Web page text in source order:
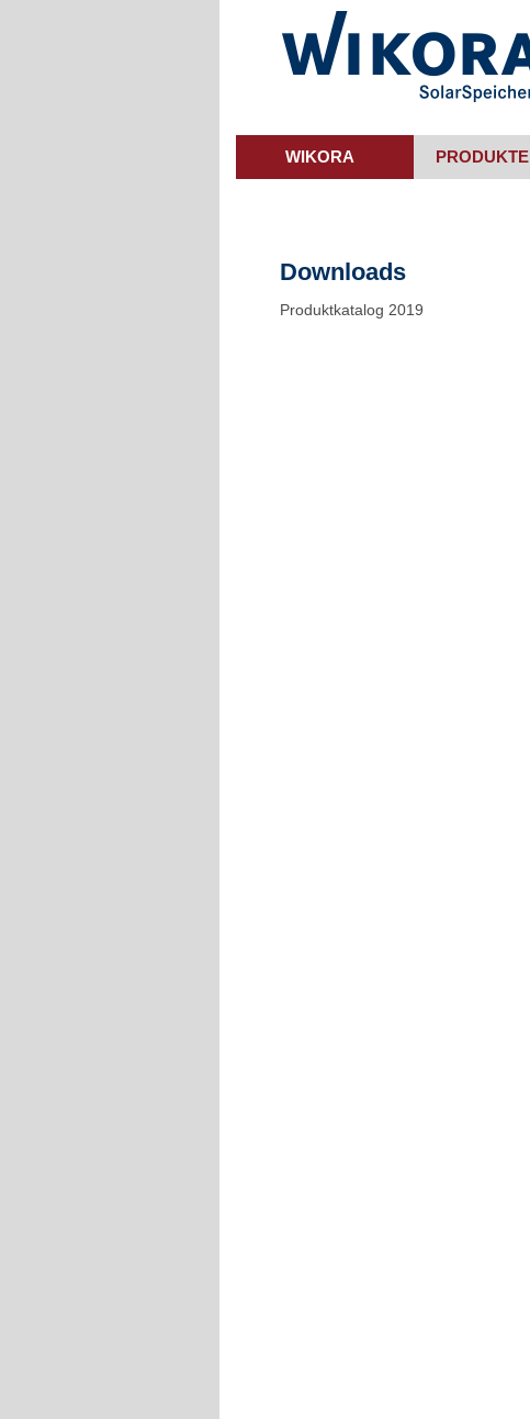
WIKORA PRODUKTE
Downloads
Produktkatalog 2019